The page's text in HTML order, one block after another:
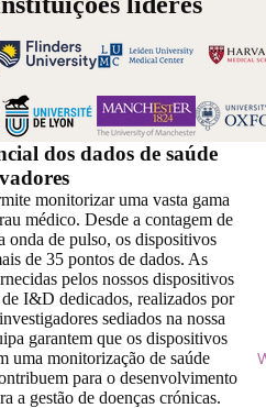
dos dados de saúde
monitorizar uma vasta gama
médico. Desde a contagem de
onda de pulso, os dispositivos
de 35 pontos de dados. As
pelos nossos dispositivos
I&D dedicados, realizados por
sediados na nossa
garantem que os dispositivos
uma monitorização de saúde
para o desenvolvimento
a gestão de doenças crónicas.